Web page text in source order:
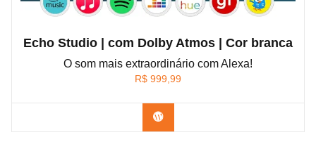
Echo Studio | com Dolby Atmos | Cor branca
O som mais extraordinário com Alexa!
R$ 999,99
Confira na Amazon